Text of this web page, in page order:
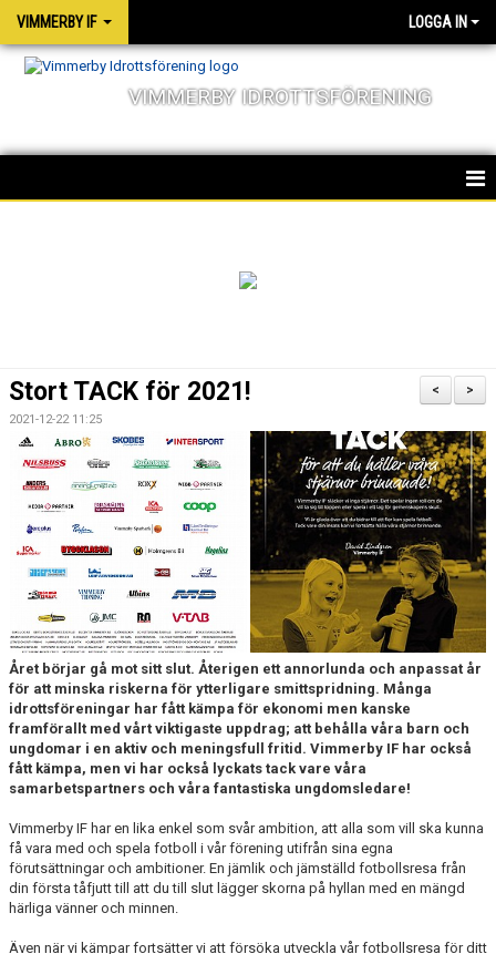
VIMMERBY IF LOGGA IN
VIMMERBY IDROTTSFÖRENING
OM FÖRENINGEN
SOCIALA ANSVAR
BARN & UNGDOMSVERKSAMHET
STÖTTA VIF
KONTAKT / BOKNING
>
<
Stort TACK för 2021!
2021-12-22 11:25
Året börjar gå mot sitt slut. Återigen ett annorlunda och anpassat år
för att minska riskerna för ytterligare smittspridning. Många
idrottsföreningar har fått kämpa för ekonomi men kanske
framförallt med vårt viktigaste uppdrag; att behålla våra barn och
ungdomar i en aktiv och meningsfull fritid. Vimmerby IF har också
fått kämpa, men vi har också lyckats tack vare våra
samarbetspartners och våra fantastiska ungdomsledare!
Vimmerby IF har en lika enkel som svår ambition, att alla som vill ska kunna
få vara med och spela fotboll i vår förening utifrån sina egna
förutsättningar och ambitioner. En jämlik och jämställd fotbollsresa från
din första tåfjutt till att du till slut lägger skorna på hyllan med en mängd
härliga vänner och minnen.
Även när vi kämpar fortsätter vi att försöka utveckla vår fotbollsresa för ditt